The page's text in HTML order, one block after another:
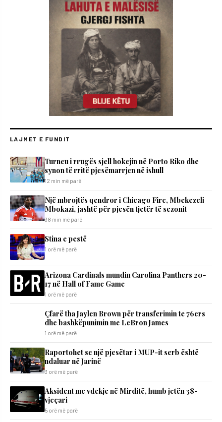
LAJMET E FUNDIT
Turneu i rrugës sjell hokejin në Porto Riko dhe
synon të rritë pjesëmarrjen në ishull
12 min më parë
Një mbrojtës qendror i Chicago Fire, Mbekezeli
Mbokazi, jashtë për pjesën tjetër të sezonit
38 min më parë
Stina e pestë
1 orë më parë
Arizona Cardinals mundin Carolina Panthers 20-
17 në Hall of Fame Game
1 orë më parë
Çfarë tha Jaylen Brown për transferimin te 76ers
dhe bashkëpunimin me LeBron James
1 orë më parë
Raportohet se një pjesëtar i MUP-it serb është
ndaluar në Jarinë
3 orë më parë
Aksident me vdekje në Mirditë, humb jetën 38-
vjeçari
5 orë më parë